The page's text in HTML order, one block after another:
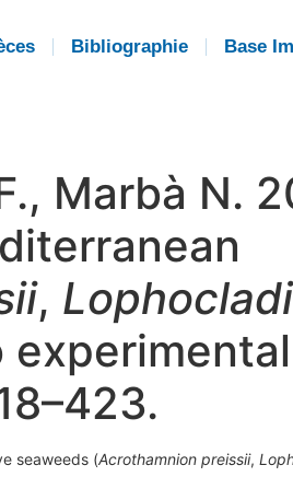
Bibliographie Base
Marbà N.
,
experimental
seaweeds (Acrothamnion preissii,